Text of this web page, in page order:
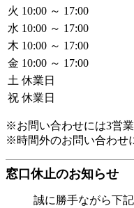
火 10:00 ～ 17:00
水 10:00 ～ 17:00
木 10:00 ～ 17:00
金 10:00 ～ 17:00
土 休業日
祝 休業日
※お問い合わせには3営業
※時間外のお問い合わせ
窓口休止のお知らせ
誠に勝手ながら下